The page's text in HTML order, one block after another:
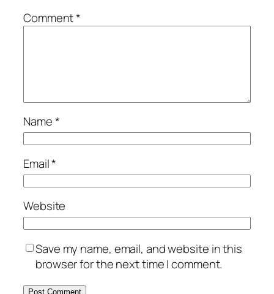
Comment*
Name*
Email*
Website
Save my name, email, and website in this
browser for the next time I comment.